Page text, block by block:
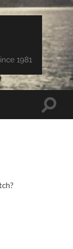
1981